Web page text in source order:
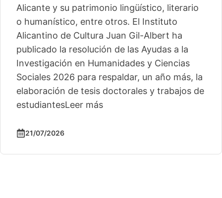
Alicante y su patrimonio lingüístico, literario
o humanístico, entre otros. El Instituto
Alicantino de Cultura Juan Gil-Albert ha
publicado la resolución de las Ayudas a la
Investigación en Humanidades y Ciencias
Sociales 2026 para respaldar, un año más, la
elaboración de tesis doctorales y trabajos de
estudiantesLeer más
21/07/2026